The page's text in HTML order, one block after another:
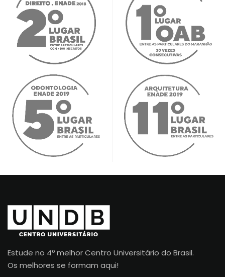
Estude no 4º melhor Centro Universitário do Brasil.
Os melhores se formam aqui!